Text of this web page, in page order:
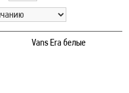
Vans Era белые